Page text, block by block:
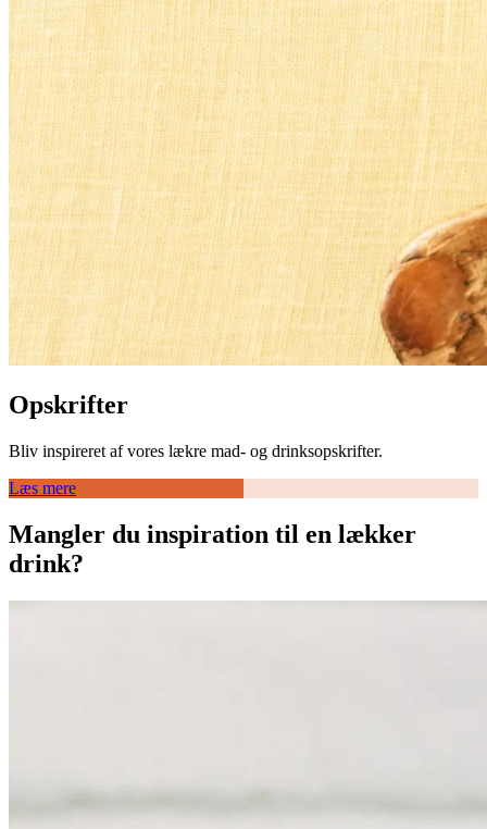
Opskrifter
Bliv inspireret af vores lækre mad- og drinksopskrifter.
Læs mere
Mangler du inspiration til en lækker
drink?